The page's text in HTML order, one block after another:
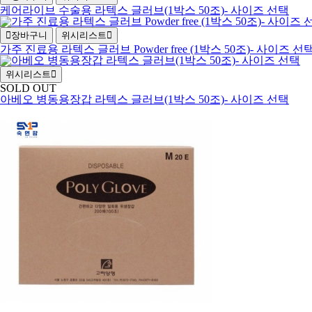
케어라이브 수술용 라텍스 글러브(1박스 50조)- 사이즈 선택
장바구니 위시리스트
가주 진료용 라텍스 글러브 Powder free (1박스 50조)- 사이즈 선
위시리스트
SOLD OUT
아베오 병동용장갑 라텍스 글러브(1박스 50조)- 사이즈 선택